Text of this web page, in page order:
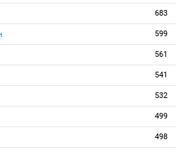
683
599
561
541
532
499
498